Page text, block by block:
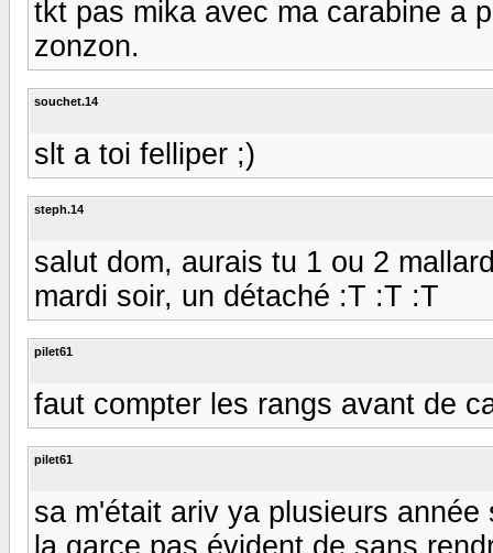
tkt pas mika avec ma carabine a
zonzon.
souchet.14
slt a toi felliper ;)
steph.14
salut dom, aurais tu 1 ou 2
mardi soir, un détaché :T :T :T
pilet61
faut compter les rangs avant de
pilet61
sa m'était ariv ya plusieurs
la garce pas évident de sans